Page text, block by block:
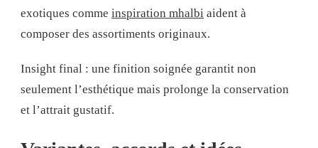
exotiques comme inspiration mhalbi aident à
composer des assortiments originaux.
Insight final : une finition soignée garantit non
seulement l’esthétique mais prolonge la conservation
et l’attrait gustatif.